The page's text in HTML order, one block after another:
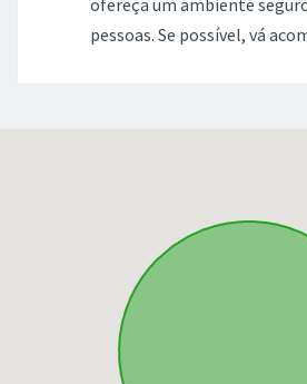
pessoas. Se possível, vá